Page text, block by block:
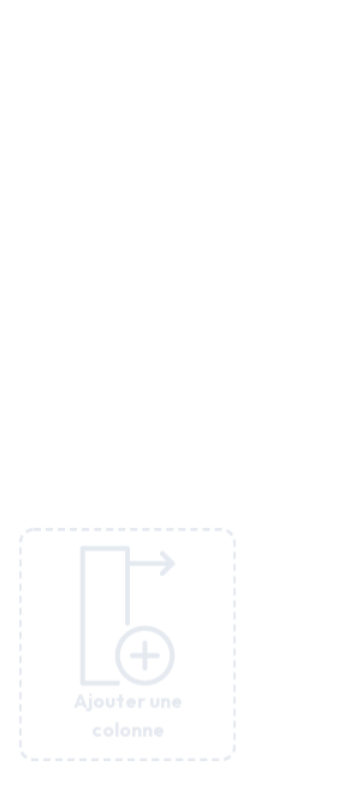
Ajouter une
colonne
Ajouter une
colonne
Ajouter une
colonne
Ajouter une
colonne
Ajouter une
colonne